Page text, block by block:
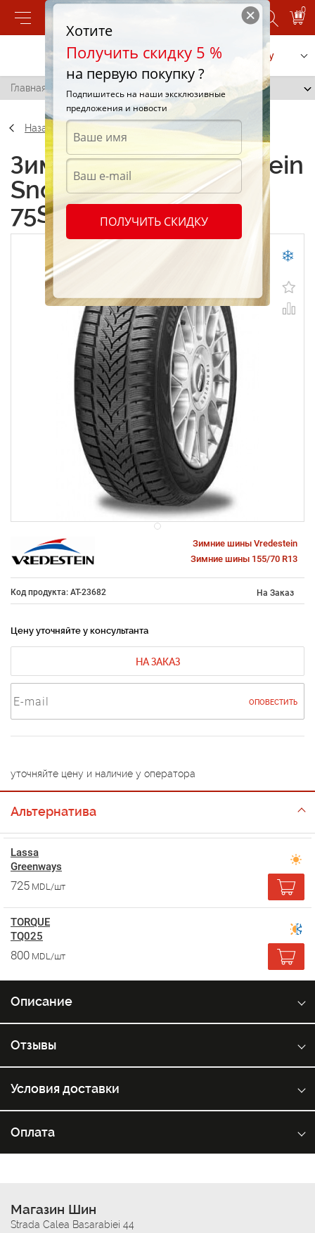
0
Позвонить Заказать услугу
Главная / Vredestein SnowTrac 155/70 R13 75S
Назад
Зимние шины Vredestein
SnowTrac 155/70 R13
75S
Зимние шины Vredestein
Зимние шины 155/70 R13
Код продукта: AT-23682 На Заказ
Цену уточняйте у консультанта
НА ЗАКАЗ
ОПОВЕСТИТЬ
уточняйте цену и наличие у оператора
Альтернатива
Lassa
Greenways
725 MDL/шт
TORQUE
TQ025
800 MDL/шт
Описание
Отзывы
Условия доставки
Оплата
Магазин Шин
Strada Calea Basarabiei 44
Хотите
Получить скидку 5 %
на первую покупку ?
Подпишитесь на наши эксклюзивные
предложения и новости
ПОЛУЧИТЬ СКИДКУ